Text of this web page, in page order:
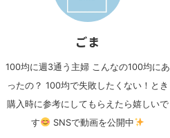
ごま
100均に週3通う主婦 こんなの100均にあ
ったの？ 100均で失敗したくない！とき
購入時に参考にしてもらえたら嬉しいで
す
SNSで動画を公開中